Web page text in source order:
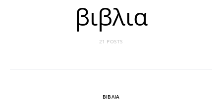
βιβλια
21 POSTS
ΒΙΒΛΙΑ